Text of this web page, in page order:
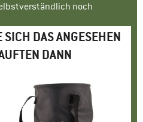
noch
DAS ANGESEHEN
DANN